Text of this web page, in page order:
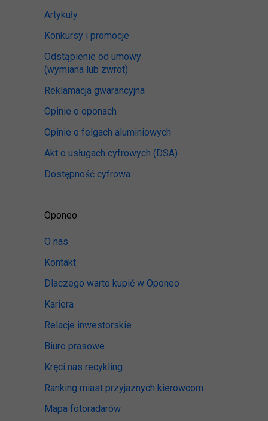
Artykuły
Konkursy i promocje
Odstąpienie od umowy
(wymiana lub zwrot)
Reklamacja gwarancyjna
Opinie o oponach
Opinie o felgach aluminiowych
Akt o usługach cyfrowych (DSA)
Dostępność cyfrowa
Oponeo
O nas
Kontakt
Dlaczego warto kupić w Oponeo
Kariera
Relacje inwestorskie
Biuro prasowe
Kręci nas recykling
Ranking miast przyjaznych kierowcom
Mapa fotoradarów